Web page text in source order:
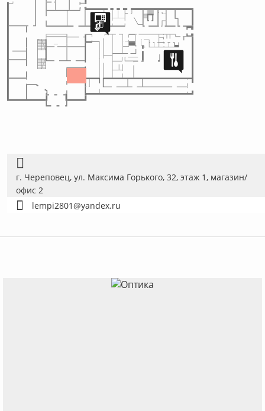
г. Череповец, ул. Максима Горького, 32, этаж 1, магазин/
офис 2
lempi2801@yandex.ru